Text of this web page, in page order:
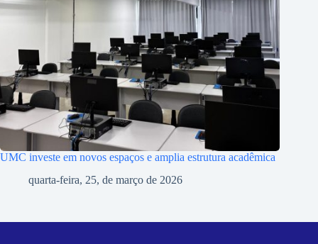
UMC investe em novos espaços e amplia estrutura acadêmica
quarta-feira, 25, de março de 2026